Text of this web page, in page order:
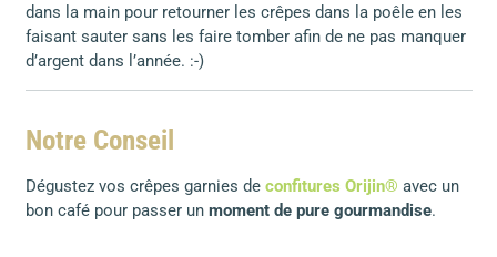
dans la main pour retourner les crêpes dans la poêle en les
faisant sauter sans les faire tomber afin de ne pas manquer
d’argent dans l’année. :-)
Notre Conseil
Dégustez vos crêpes garnies de confitures Orijin® avec un
bon café pour passer un moment de pure gourmandise.